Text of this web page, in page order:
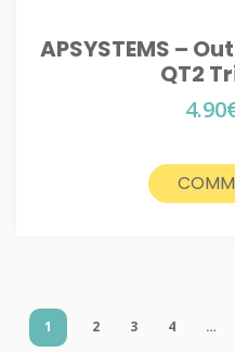
APSYSTEMS –
QT2
4.90
1 2 3 4 …